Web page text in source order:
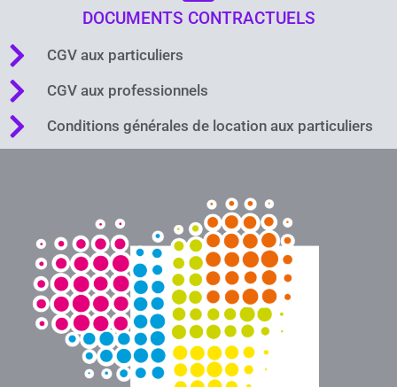
DOCUMENTS CONTRACTUELS
CGV aux particuliers
CGV aux professionnels
Conditions générales de location aux particuliers